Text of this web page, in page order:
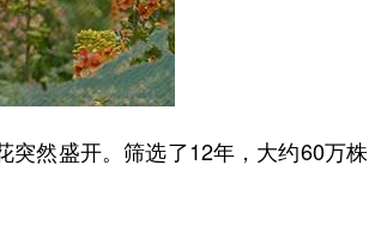
然盛开。筛选了12年，大约60万株